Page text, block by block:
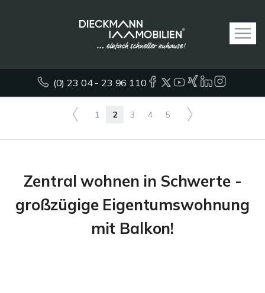
(0) 23 04 - 23 96 110
1 2 3 4 5
Zentral wohnen in Schwerte -
großzügige Eigentumswohnung
mit Balkon!